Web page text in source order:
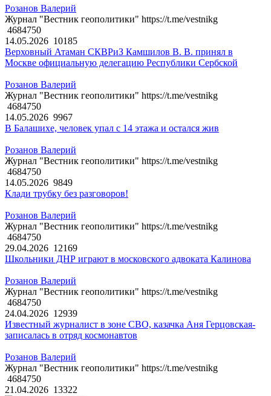
Розанов Валерий
Журнал "Вестник геополитики" https://t.me/vestnikg
4684750
14.05.2026 10185
Верховный Атаман СКВРиЗ Камшилов В. В. принял в
Москве официальную делегацию Республики Сербской
Розанов Валерий
Журнал "Вестник геополитики" https://t.me/vestnikg
4684750
14.05.2026 9967
В Балашихе, человек упал с 14 этажа и остался жив
Розанов Валерий
Журнал "Вестник геополитики" https://t.me/vestnikg
4684750
14.05.2026 9849
Клади трубку без разговоров!
Розанов Валерий
Журнал "Вестник геополитики" https://t.me/vestnikg
4684750
29.04.2026 12169
Школьники ДНР играют в московского адвоката Калинова
Розанов Валерий
Журнал "Вестник геополитики" https://t.me/vestnikg
4684750
24.04.2026 12939
Известный журналист в зоне СВО, казачка Аня Герцовская-
записалась в отряд космонавтов
Розанов Валерий
Журнал "Вестник геополитики" https://t.me/vestnikg
4684750
21.04.2026 13322